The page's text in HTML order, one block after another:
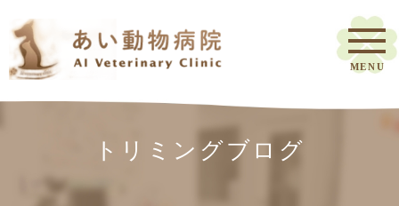
トリミングブログ